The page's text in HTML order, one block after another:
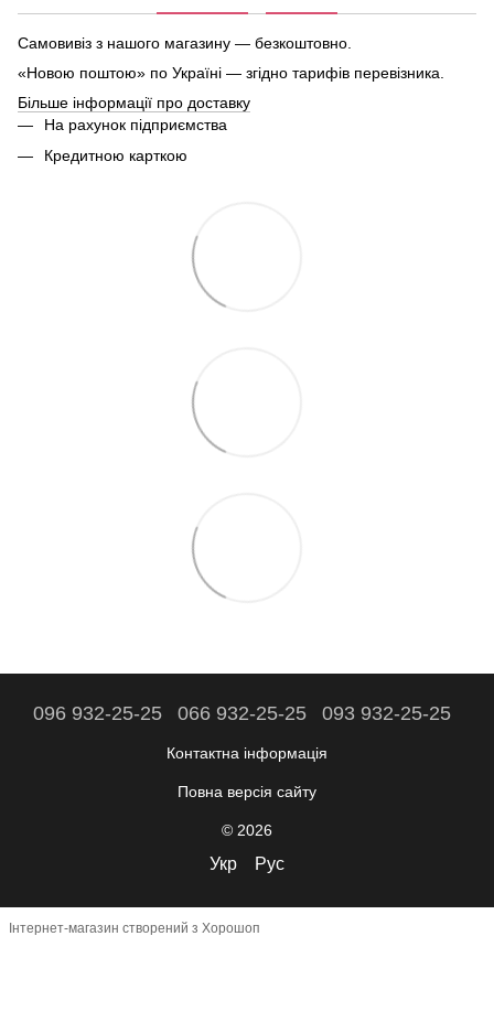
Самовивіз з нашого магазину — безкоштовно.
«Новою поштою» по Україні — згідно тарифів перевізника.
Більше інформації про доставку
На рахунок підприємства
Кредитною карткою
096 932-25-25 066 932-25-25 093 932-25-25
Контактна інформація
Повна версія сайту
© 2026
Укр Рус
Інтернет-магазин створений з Хорошоп